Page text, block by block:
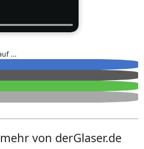
...
von derGlaser.de